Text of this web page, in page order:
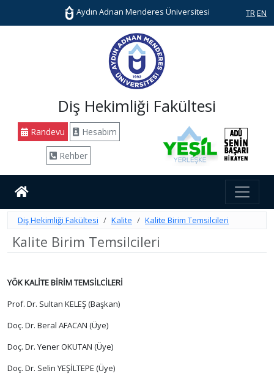
Aydın Adnan Menderes Üniversitesi TR EN
Diş Hekimliği Fakültesi
Randevu Hesabım
Rehber
Diş Hekimliği Fakültesi Kalite Kalite Birim Temsilcileri
Kalite Birim Temsilcileri
YÖK KALİTE BİRİM TEMSİLCİLERİ
Prof. Dr. Sultan KELEŞ (Başkan)
Doç. Dr. Beral AFACAN (Üye)
Doç. Dr. Yener OKUTAN (Üye)
Doç. Dr. Selin YEŞİLTEPE (Üye)